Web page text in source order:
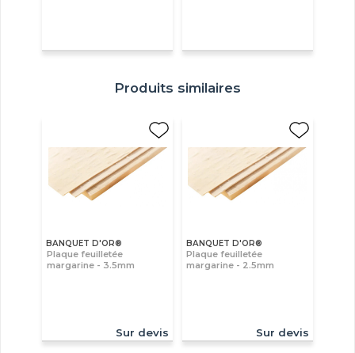
Produits similaires
BANQUET D'OR®
Plaque feuilletée
margarine - 3.5mm
Sur devis
BANQUET D'OR®
Plaque feuilletée
margarine - 2.5mm
Sur devis